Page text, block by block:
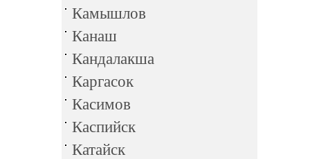
Камышлов
Канаш
Кандалакша
Каргасок
Касимов
Каспийск
Катайск